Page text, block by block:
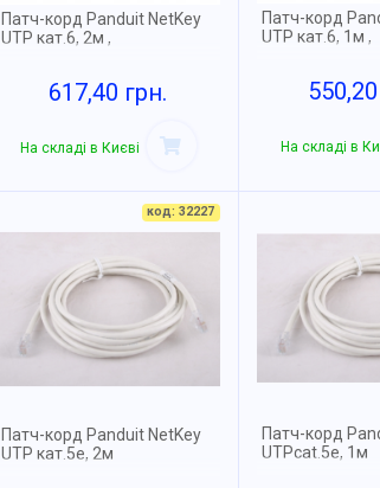
Патч-корд Panduit NetKey
UTP кат.6, 2м ,
617,40 грн.
На складі в Києві
Патч-корд
UTP кат.6, 1м ,
На складі в
код: 32227
Патч-корд Panduit NetKey
UTP кат.5e, 2м
Патч-корд
UTPcat.5e, 1м